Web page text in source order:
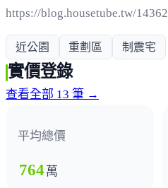
https://blog.housetube.tw/14362
近公園 重劃區 制震宅
實價登錄
查看全部 13 筆 →
平均總價
764 萬